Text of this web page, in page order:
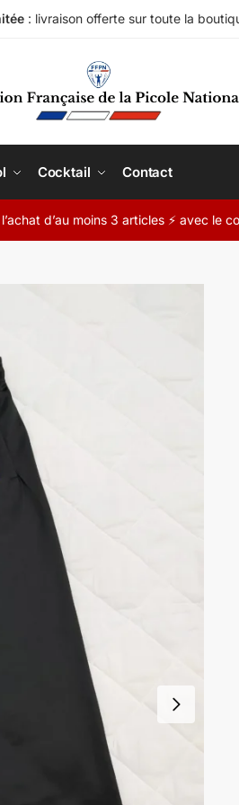
: livraison offerte sur toute la
Cocktail Contact
d’au moins 3 articles ⚡ avec le